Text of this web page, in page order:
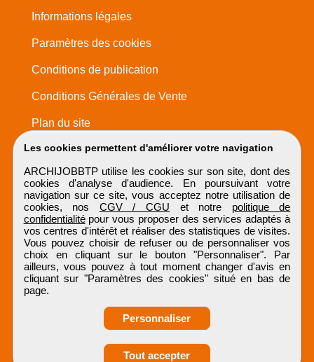
Obtenir ses
Les cookies permettent d'améliorer votre navigation
ARCHIJOBBTP utilise les cookies sur son site, dont des
cookies d'analyse d'audience. En poursuivant votre
navigation sur ce site, vous acceptez notre utilisation de
cookies, nos CGV / CGU et notre politique de
confidentialitépour vous proposer des services adaptés à
vos centres d'intérêt et réaliser des statistiques de visites.
Vous pouvez choisir de refuser ou de personnaliser vos
choix en cliquant sur le bouton "Personnaliser". Par
ailleurs, vous pouvez à tout moment changer d'avis en
cliquant sur "Paramètres des cookies" situé en bas de
page.
Personnaliser
Tout accepter
Informations légales
Paramètres des cookies
Conditions de publication
Conditions Générales de Vente
Plan du site